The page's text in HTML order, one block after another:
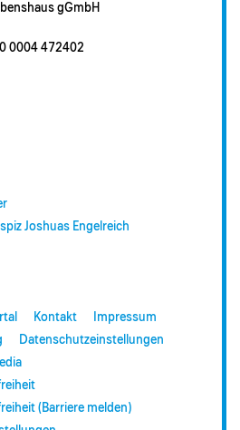
gGmbH
0004 472402
Joshuas Engelreich
Kontakt
Impressum
Datenschutzeinstellungen
(Barriere melden)